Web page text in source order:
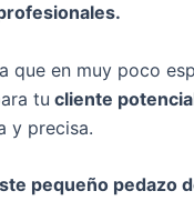
que en muy poco
tu cliente
y precisa.
pequeño pedazo